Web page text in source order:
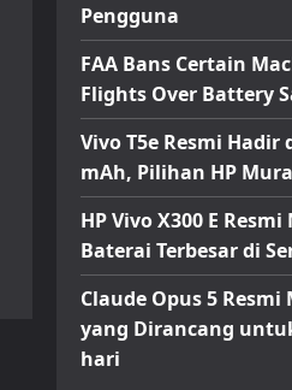
Pengguna
FAA Bans Certain
Flights Over Battery
Vivo T5e Resmi
mAh, Pilihan HP
HP Vivo X300 E
Baterai Terbesar di
Claude Opus 5
yang Dirancang
hari